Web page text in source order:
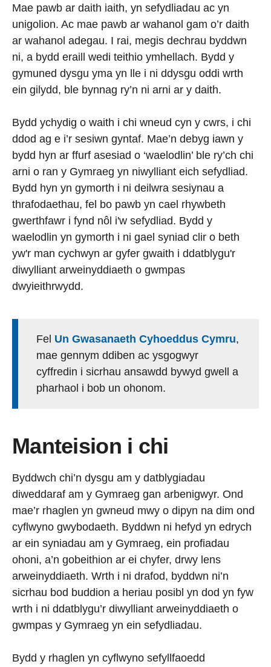
Mae pawb ar daith iaith, yn sefydliadau ac yn
unigolion. Ac mae pawb ar wahanol gam o’r daith
ar wahanol adegau. I rai, megis dechrau byddwn
ni, a bydd eraill wedi teithio ymhellach. Bydd y
gymuned dysgu yma yn lle i ni ddysgu oddi wrth
ein gilydd, ble bynnag ry’n ni arni ar y daith.
Bydd ychydig o waith i chi wneud cyn y cwrs, i chi
ddod ag e i’r sesiwn gyntaf. Mae’n debyg iawn y
bydd hyn ar ffurf asesiad o ‘waelodlin’ ble ry’ch chi
arni o ran y Gymraeg yn niwylliant eich sefydliad.
Bydd hyn yn gymorth i ni deilwra sesiynau a
thrafodaethau, fel bo pawb yn cael rhywbeth
gwerthfawr i fynd nôl i'w sefydliad. Bydd y
waelodlin yn gymorth i ni gael syniad clir o beth
yw'r man cychwyn ar gyfer gwaith i ddatblygu'r
diwylliant arweinyddiaeth o gwmpas
dwyieithrwydd.
Fel Un Gwasanaeth Cyhoeddus Cymru,
mae gennym ddiben ac ysgogwyr
cyffredin i sicrhau ansawdd bywyd gwell a
pharhaol i bob un ohonom.
Manteision i chi
Byddwch chi’n dysgu am y datblygiadau
diweddaraf am y Gymraeg gan arbenigwyr. Ond
mae’r rhaglen yn gwneud mwy o dipyn na dim ond
cyflwyno gwybodaeth. Byddwn ni hefyd yn edrych
ar ein syniadau am y Gymraeg, ein profiadau
ohoni, a’n gobeithion ar ei chyfer, drwy lens
arweinyddiaeth. Wrth i ni drafod, byddwn ni’n
sicrhau bod buddion a heriau posibl yn dod yn fyw
wrth i ni ddatblygu’r diwylliant arweinyddiaeth o
gwmpas y Gymraeg yn ein sefydliadau.
Bydd y rhaglen yn cyflwyno sefyllfaoedd